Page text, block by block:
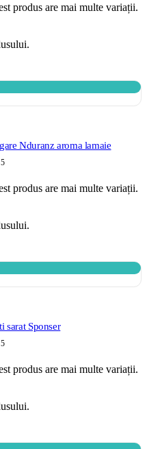
produs are mai multe variații.
Nduranz aroma lamaie
produs are mai multe variații.
sarat Sponser
produs are mai multe variații.